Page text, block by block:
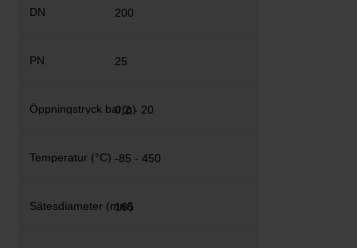
200
25
0,2 - 20
-85 - 450
165